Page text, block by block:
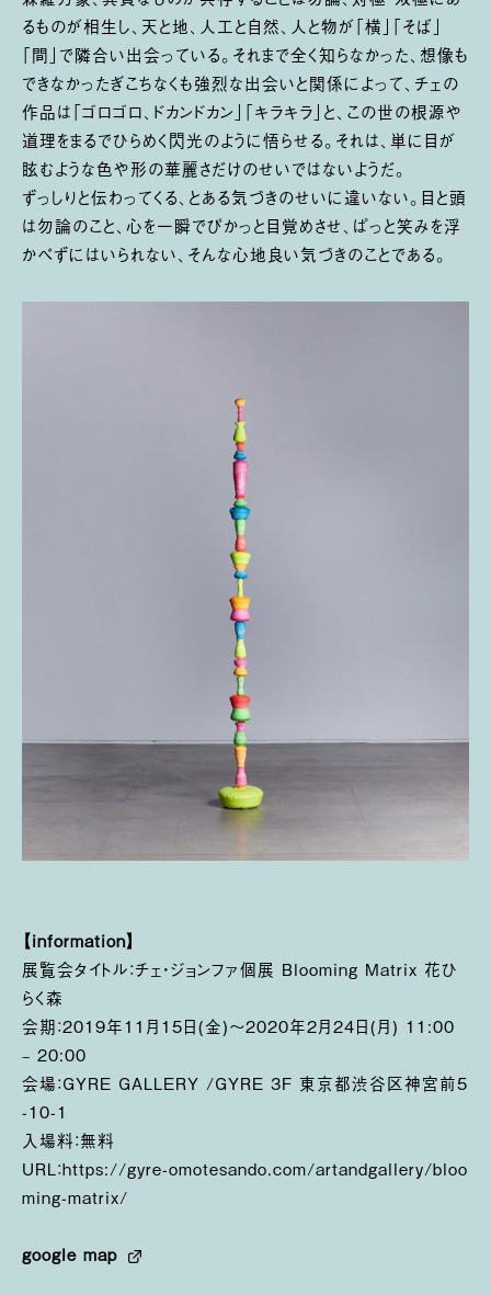
るものが相生し、天と地、人工と自然、人と物が「横」「そば」
「間」で隣合い出会っている。それまで全く知らなかった、想像も
できなかったぎこちなくも強烈な出会いと関係によって、チェの
作品は「ゴロゴロ、ドカンドカン」「キラキラ」と、この世の根源や
道理をまるでひらめく閃光のように悟らせる。それは、単に目が
眩むような色や形の華麗さだけのせいではないようだ。
ずっしりと伝わってくる、とある気づきのせいに違いない。目と頭
は勿論のこと、心を一瞬でぴかっと目覚めさせ、ぱっと笑みを浮
かべずにはいられない、そんな心地良い気づきのことである。
【information】
展覧会タイトル：チェ・ジョンファ個展 Blooming Matrix 花ひ
らく森
会期：2019年11月15日(金)〜2020年2月24日(月) 11:00
– 20:00
会場：GYRE GALLERY /GYRE 3F 東京都渋谷区神宮前5
-10-1
入場料：無料
URL：https://gyre-omotesando.com/artandgallery/bloo
ming-matrix/
google map